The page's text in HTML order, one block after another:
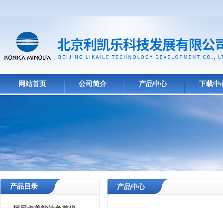
网站首页 公司简介 产品中心 下载中
产品目录 产品中心